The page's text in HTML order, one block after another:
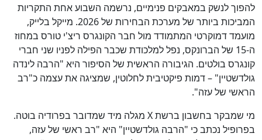
להפוך לנשק במאבקים פנימיים, נרשמה השבוע אחת התקריות
המביכות ביותר של מערכת הבחירות של 2026. מייקל בלייק,
מועמד דמוקרטי המתמודד מול חבר הקונגרס ריצ'י טורס במחוז
ה-15 של הברונקס, נפל למלכודת שכבר הפילה לפניו שני חברי
קונגרס בולטים. הגיבורה הראשית של הסיפור היא "הרבה לינדה
גולדשטיין" – דמות פיקטיבית לחלוטין, שמציגה את עצמה כ"רב
הראשי של עזה".
מי שמבקר בחשבון ברשת X מגלה מיד שמדובר בפרודיה בוטה.
בפרופיל נכתב כי "הרבה גולדשטיין" היא "רב ראשי של עזה,